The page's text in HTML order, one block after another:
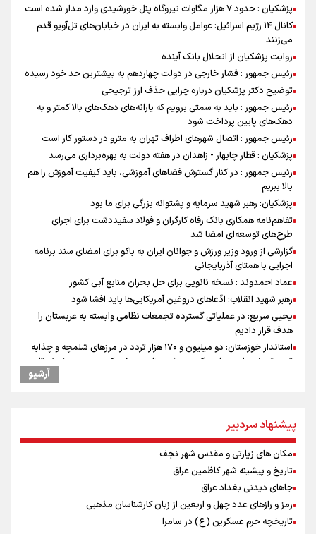
پزشکیان : حدود ۷ هزار مگاوات نیروگاه پنل خورشیدی وارد مدار شده است
کانال ۱۴ رژیم اسرائیل: عوامل وابسته به ایران در خیابان‌های تل‌آویو قدم
می‌زنند
روایت پزشکیان از انحلال بانک آینده
رئیس جمهور : فشار خارجی در دولت چهاردهم به بیشترین حد خود رسیده
توضیح دکتر پزشکیان درباره چرایی حذف ارز ترجیحی
رئیس جمهور : باید به سمتی برویم که یارانه‌های دهک‌های بالا کمتر و به
دهک‌های پایین پرداخت شود
رئیس جمهور : اتصال شهرهای اطراف تهران به مترو در دستور کار است
پزشکیان : قطار چابهار - زاهدان در هفته دولت به بهره‌برداری می‌رسد
رئیس جمهور : در کنار گسترش فضاهای آموزشی، باید کیفیت آموزش را هم
بالا ببریم
پزشکیان: رهبر شهید سرمایه و پشتوانه بزرگی برای ما بود
تفاهم‌نامه همکاری بانک رفاه کارگران و فولاد سفیددشت برای اجرای
طرح‌های توسعه‌ای امضا شد
گزارشی از ورود وزیر ورزش و جوانان ایران به باکو برای امضای سند برنامه
اجرایی با همتای آذربایجانی
عماد احمدوند : نسخه نانویی برای حل بحران منابع آبی کشور
رهبر شهید انقلاب: ادّعاهای دروغین آمریکایی‌ها باید افشا شود
یحیی سریع: در عملیاتی گسترده تجمعات نظامی وابسته به عربستان را
هدف قرار دادیم
استاندار خوزستان: دو میلیون و ۱۷۰ هزار تردد در مرزهای شلمچه و چذابه
ثبت شد / برپایی هزار موکب در خوزستان و ۱۰۰ موکب در مسیر نجف تا
جابجایی مرکز ثقل اقتصاد جهان انجام شد/ فرصت طلایی برای اقتصاد
ایران +نمودار
وقتی از وفاق صحبت می‌کنم، منظورم مردم هستند/ مسیر اصلاحات آغاز
شده و متوقف نخواهد شد
رادین زینالی، ملی پوش تکواندو : قدم به قدم تلاش می کنم تا به طلای
المپیک برسم
ونس: ایرانی‌ها مذاکره‌کنندگان سرسختی هستند
آرشیو
پیشنهاد سردبیر
مکان های زیارتی و مقدس شهر نجف
تاریخ و پیشینه شهر کاظمین عراق
جاهای دیدنی بغداد عراق
رمز و رازهای عدد چهل و اربعین از زبان کارشناسان مذهبی
تاریخچه حرم عسکرین (ع) در سامرا